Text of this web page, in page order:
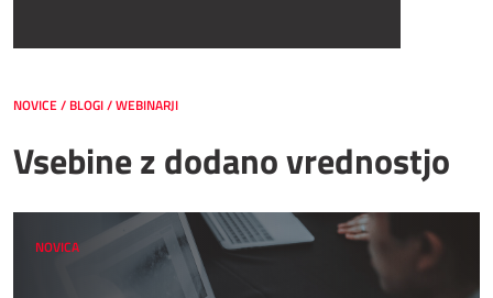
NOVICE / BLOGI / WEBINARJI
Vsebine z dodano vrednostjo
NOVICA